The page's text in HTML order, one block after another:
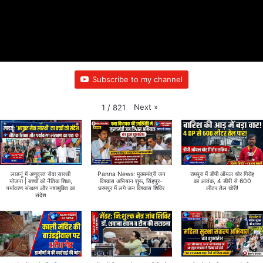
Subscribe to my channel
1 / 821 Next »
लाडनूं में अणुव्रत सेवा सारथी
योजना | बच्चों को नैतिक शिक्षा,
पर्यावरण संरक्षण और नशामुक्ति का
संदेश
Panna News: मुख्यमंत्री जन
विश्वास अभियान शुरू, सिंहपुर-
धरमपुर में लगे जन विश्वास शिविर
रामपुरा में डीपी ऑयल चोर गिरोह
का आतंक, 4 डीपी से 600
लीटर तेल चोरी!